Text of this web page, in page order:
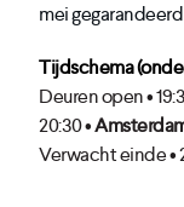
mei
Tijdschema
Deuren open •
20:30 •
Verwacht einde •